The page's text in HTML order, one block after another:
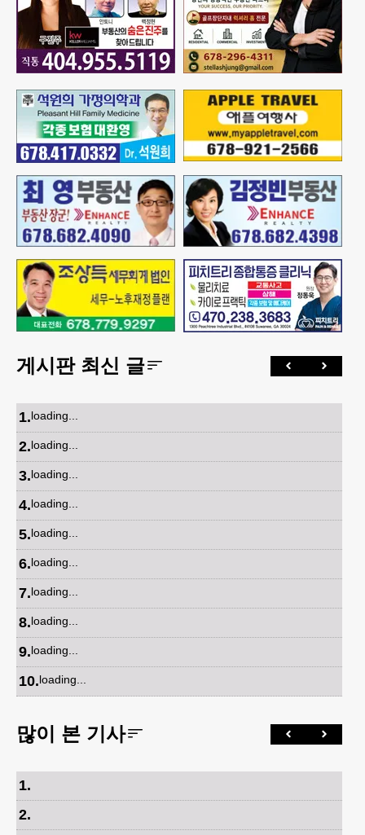
게시판 최신 글
1.loading...
2.loading...
3.loading...
4.loading...
5.loading...
6.loading...
7.loading...
8.loading...
9.loading...
10.loading...
많이 본 기사
1.
2.